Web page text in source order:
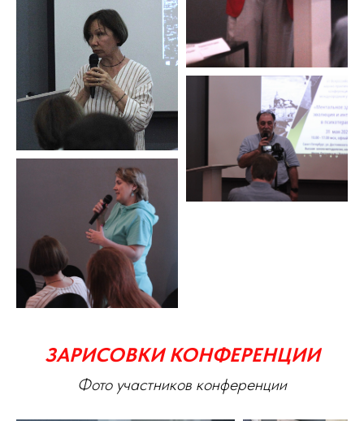
ЗАРИСОВКИ КОНФЕРЕНЦИИ
Фото участников конференции